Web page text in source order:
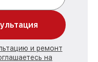
и ремонт
на